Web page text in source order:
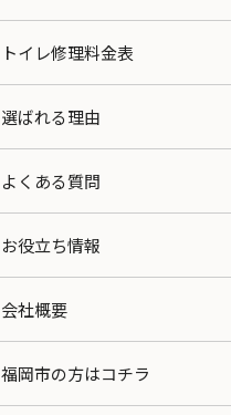
トイレ修理料金表
選ばれる理由
よくある質問
お役立ち情報
会社概要
福岡市の方はコチラ